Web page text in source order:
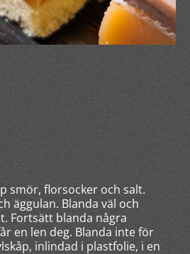
smör, florsocker och salt.
äggulan. Blanda väl och
Fortsätt blanda några
en len deg. Blanda inte för
inlindad i plastfolie, i en